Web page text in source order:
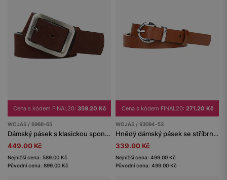
Cena s kódem FINAL20: 359.20 Kč
WOJAS / 6966-65
Dámský pásek s klasickou sponou
449.00 Kč
Nejnižší cena: 589.00 Kč
Původní cena: 899.00 Kč
Cena s kódem FINAL20: 271.20 Kč
WOJAS / 93094-53
Hnědý dámský pásek se stříbrnou sponou
339.00 Kč
Nejnižší cena: 499.00 Kč
Původní cena: 499.00 Kč